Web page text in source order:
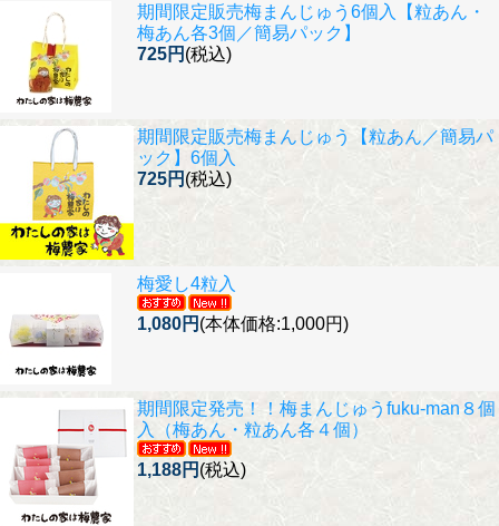
期間限定販売梅まんじゅう6個入【粒あん・
梅あん各3個／簡易パック】
725円 (税込)
期間限定販売梅まんじゅう【粒あん／簡易パ
ック】6個入
725円 (税込)
梅愛し4粒入
1,080円 (本体価格:1,000円)
期間限定発売！！ 梅まんじゅうfuku-man８個
入（梅あん・粒あん各４個）
1,188円 (税込)